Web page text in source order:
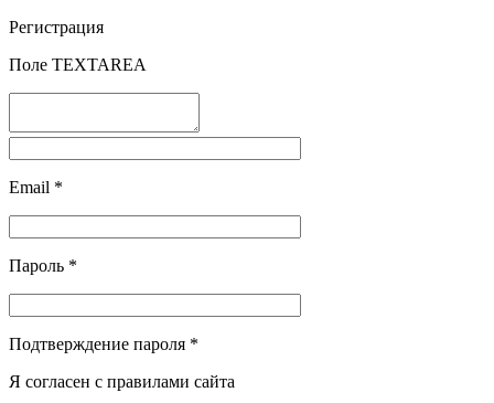
Регистрация
Поле TEXTAREA
Email *
Пароль *
Подтверждение пароля *
Я согласен с правилами сайта